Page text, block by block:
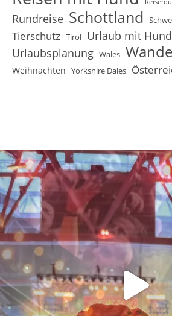
Rundreise Schottland
Tierschutz Tirol Urlaub mit Hund
Urlaubsplanung Wales
Weihnachten Yorkshire Dales